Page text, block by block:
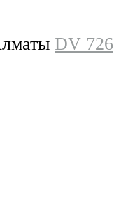
DV 726